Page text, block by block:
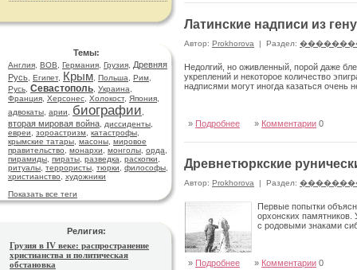
Темы:
Англия ВОВ Германия Грузия
Древняя
Русь Египет, Крым Польша Рим
Русь Севастополь Украина
Франция Херсонес Холокост, Япония
адвокаты арии биографии
вторая мировая война диссиденты
евреи
зороастризм катастрофы
крымские татары масоны мировое
правительство
монархи монголы орда
пирамиды пираты разведка раскопки
ритуалы террористы тюрки философы
христианство
художники
Показать все теги
Религия:
Грузия в IV веке: распространение
христианства и политическая
обстановка
Латинские надписи из
Автор: Prokhorova | Раздел:
Недолгий, но оживленный, порой даже
укреплений и некоторое количество
надписями могут иногда казаться
» Подробнее » Комментарии 0
Древнетюркские
Автор: Prokhorova | Раздел:
Первые попытки
орхонских
с родовыми зна­ками
» Подробнее » Комментарии 0